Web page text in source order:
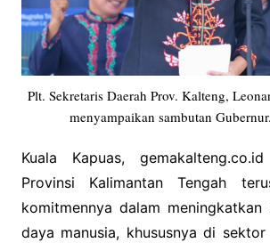
Plt. Sekretaris Daerah Prov. Kalteng,
menyampaikan sambutan
Kuala Kapuas,
Provinsi Kalimantan Tengah
komitmennya dalam meningkatkan
daya manusia, khususnya di